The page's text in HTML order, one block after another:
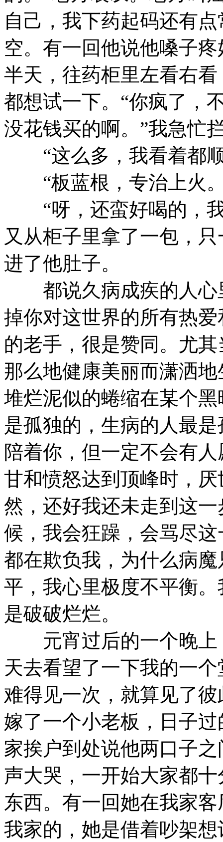
自己，我下药起码还有
空。有一回他说他嗓子
半天，往药柜里左看右
都想试一下。“你疯了，
没花钱买的啊。”我急忙
“这么多，我看着都顺
“板蓝根，专治上火
“呀，还蛮好喝的，我
又从柜子里拿了一包，
进了他肚子。
都说久病成疾的人心
掉你对这世界的所有热
的老手，很是赞同。尤
那么地健康美丽而潇洒
堆烂泥似的蜷缩在某个
是孤独的，生病的人最
陪着你，但一定不会有
甘和愤怒达到顶峰时，
然，还好我还未走到这
候，我会狂躁，会骂尽
都在欺负我，为什么病
平，我心里极度不平衡
是破破烂烂。
元宵过后的一个晚上
天去看望了一下我的一
难得见一次，就算见了
嫁了一个小老板，日子
家挨户到处说他两口子
声大哭，一开始大家都
东西。有一回她在我家
我家的，她是借着吵架